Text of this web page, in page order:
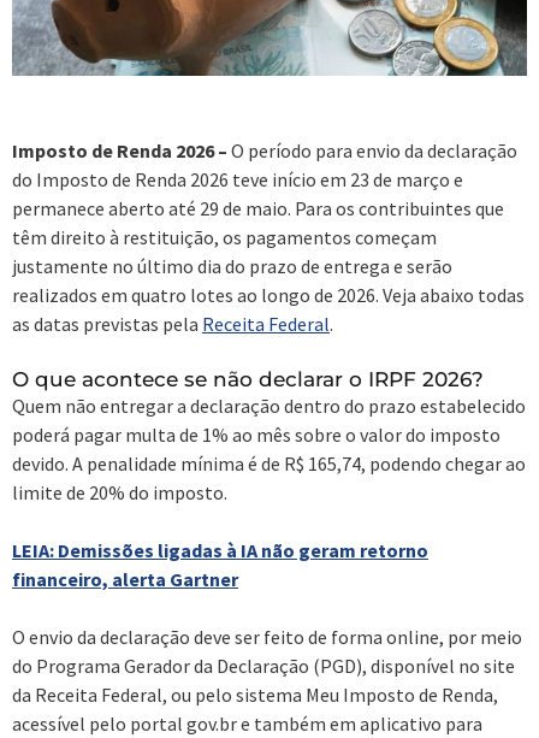
Imposto de Renda 2026 – O período para envio da declaração
do Imposto de Renda 2026 teve início em 23 de março e
permanece aberto até 29 de maio. Para os contribuintes que
têm direito à restituição, os pagamentos começam
justamente no último dia do prazo de entrega e serão
realizados em quatro lotes ao longo de 2026. Veja abaixo todas
as datas previstas pela Receita Federal.
O que acontece se não declarar o IRPF 2026?
Quem não entregar a declaração dentro do prazo estabelecido
poderá pagar multa de 1% ao mês sobre o valor do imposto
devido. A penalidade mínima é de R$ 165,74, podendo chegar ao
limite de 20% do imposto.
LEIA: Demissões ligadas à IA não geram retorno
financeiro, alerta Gartner
O envio da declaração deve ser feito de forma online, por meio
do Programa Gerador da Declaração (PGD), disponível no site
da Receita Federal, ou pelo sistema Meu Imposto de Renda,
acessível pelo portal gov.br e também em aplicativo para